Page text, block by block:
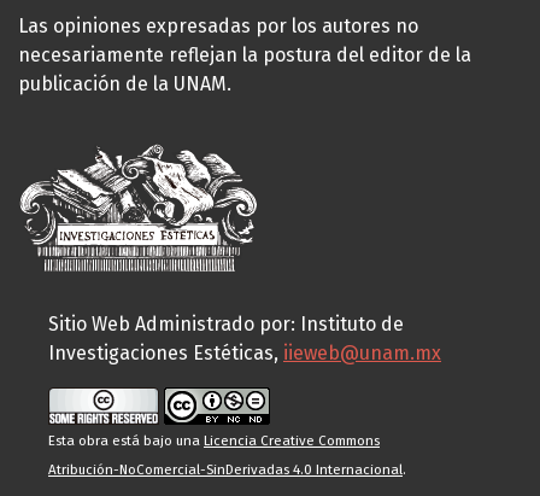
Las opiniones expresadas por los autores no
necesariamente reflejan la postura del editor de la
publicación de la UNAM.
Sitio Web Administrado por: Instituto de
Investigaciones Estéticas, iieweb@unam.mx
Esta obra está bajo una Licencia Creative Commons
Atribución-NoComercial-SinDerivadas 4.0 Internacional.